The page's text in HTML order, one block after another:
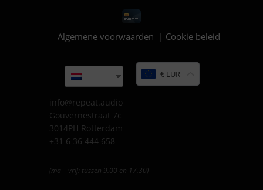
Algemene voorwaarden | Cookie beleid
€ EUR
info@repeat.audio
Gouvernestraat 7c
3014PH Rotterdam
+31 6 36 444 658
(ma – vrij: tussen 9.00 en 17.30)